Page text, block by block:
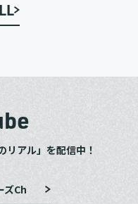
リアル」を配信中！
ズCh